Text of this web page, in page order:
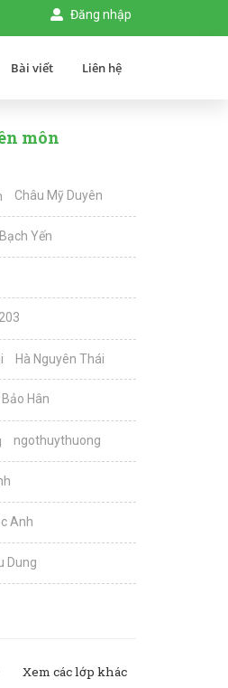
Đăng nhập
Bài viết Liên hệ
môn
Châu Mỹ Duyên
Yến
Hà Nguyên Thái
Hân
ngothuythuong
Anh
Dung
Xem các lớp khác